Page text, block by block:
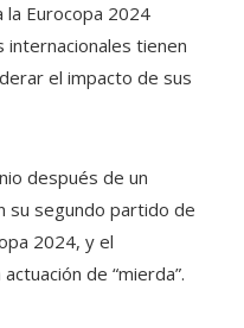
la Eurocopa 2024
tienen
el impacto de sus
después de un
su segundo partido de
2024, y el
de “mierda”.